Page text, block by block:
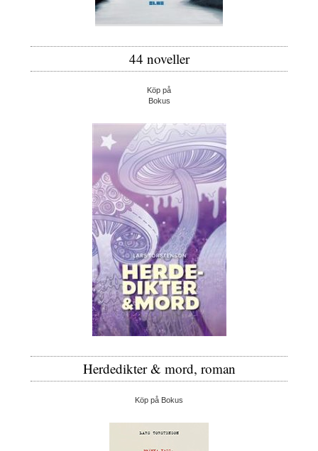
44 noveller
Köp på
Bokus
Herdedikter & mord, roman
Köp på Bokus